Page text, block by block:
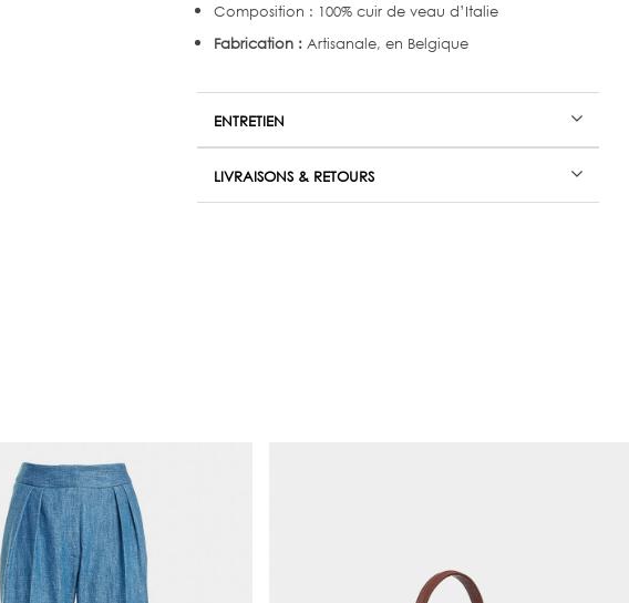
Composition : 100% cuir de veau d’Italie
Fabrication :Artisanale, en Belgique
ENTRETIEN
LIVRAISONS & RETOURS